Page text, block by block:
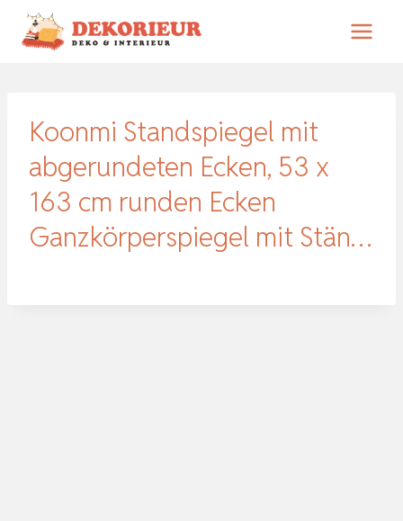
Zum
Inhalt
Koonmi Standspiegel mit
abgerundeten Ecken, 53 x
163 cm runden Ecken
Ganzkörperspiegel mit Stän…